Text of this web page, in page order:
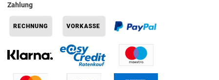
Zahlung